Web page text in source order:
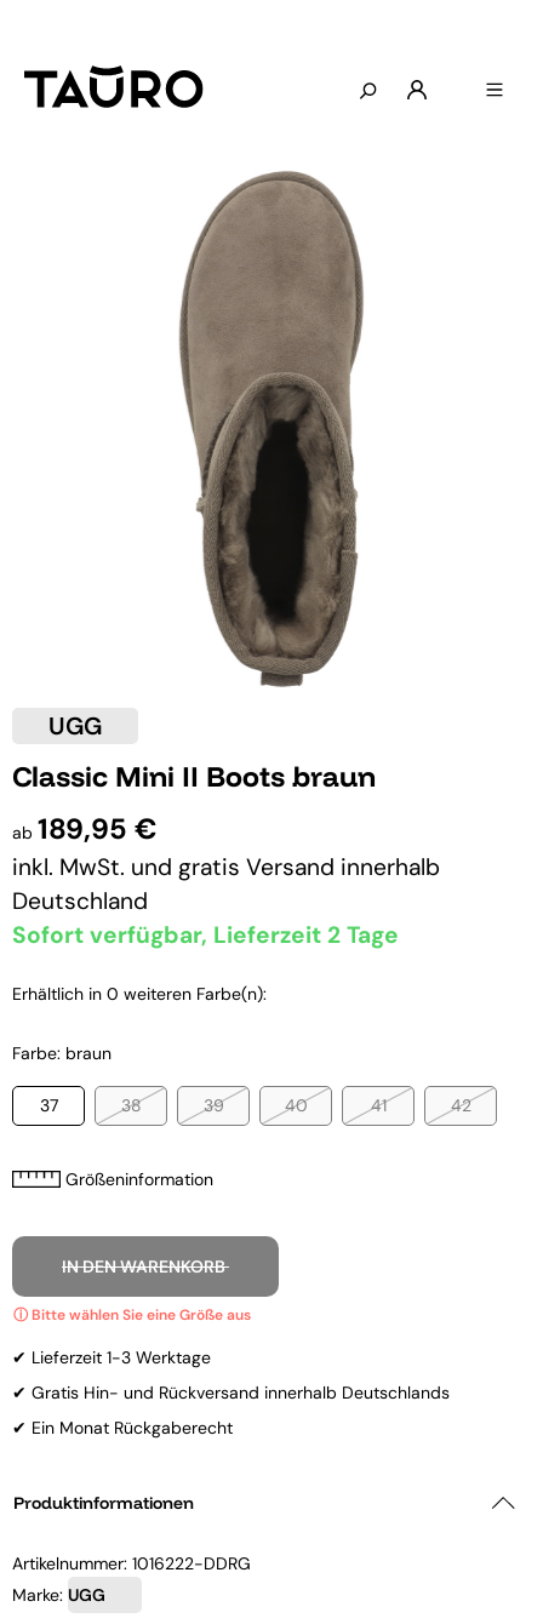
UGG
Classic Mini II Boots braun
ab 189,95 €
inkl. MwSt. und gratis Versand innerhalb
Deutschland
Sofort verfügbar, Lieferzeit 2 Tage
Erhältlich in 0 weiteren Farbe(n):
Farbe: braun
37 38 39 40 41 42
Größeninformation
IN DEN WARENKORB
✔ Lieferzeit 1-3 Werktage
✔ Gratis Hin- und Rückversand innerhalb Deutschlands
✔ Ein Monat Rückgaberecht
Produktinformationen
Artikelnummer: 1016222-DDRG
Marke: UGG